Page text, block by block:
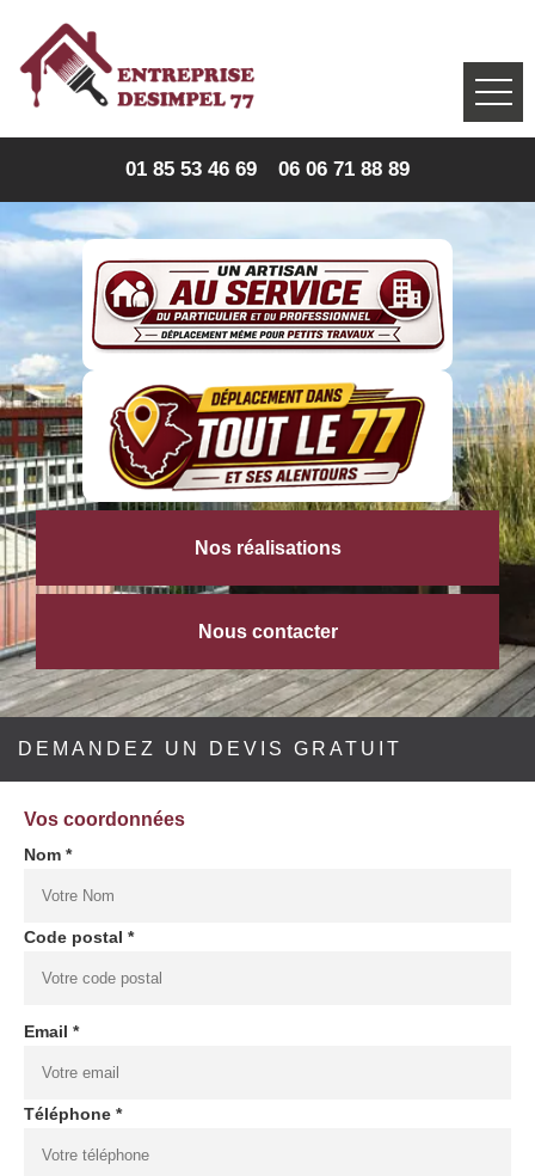
01 85 53 46 69 06 06 71 88 89
Nos réalisations
Nous contacter
DEMANDEZ UN DEVIS GRATUIT
Vos coordonnées
Nom *
Code postal *
Email *
Téléphone *